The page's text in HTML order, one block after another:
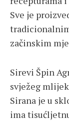
Sve je
začinskim
Sirevi Špin
svježeg
Sirana je u
ima